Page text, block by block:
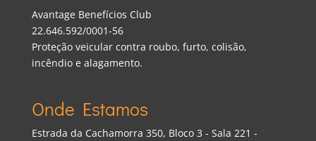
Avantage Benefícios Club
22.646.592/0001-56
Proteção veicular contra roubo, furto, colisão,
incêndio e alagamento.
Onde Estamos
Estrada da Cachamorra 350, Bloco 3 - Sala 221 -